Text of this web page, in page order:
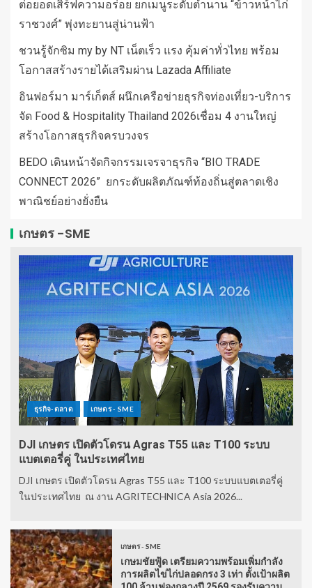
ต่อยอดเสิร์ฟความอร่อย ยกเมนูระดับตำนาน “ข้าวหน้าไก่
ราชวงศ์” พุ่งทะยานสู่น่านฟ้า
ชวนรู้จักซิม my by NT เน็ตเร็ว แรง คุ้มค่าทั่วไทย พร้อม
โอกาสสร้างรายได้เสริมผ่าน Lazada Affiliate
อินฟอร์มา มาร์เก็ตส์ ผนึกเครือข่ายธุรกิจท่องเที่ยว-บริการ
จัด Food & Hospitality Thailand 2026เชื่อม 4 งานใหญ่
สร้างโอกาสธุรกิจครบวงจร
BEDO เดินหน้าจัดกิจกรรมเจรจาธุรกิจ “BIO TRADE
CONNECT 2026” ยกระดับผลิตภัณฑ์ท้องถิ่นสู่ตลาดเชิง
พาณิชย์อย่างยั่งยืน
เกษตร -SME
ธุรกิจ-ตลาด เกษตร - SME
DJI เกษตร เปิดตัวโดรน Agras T55 และ T100 ระบบ
แบตเตอรี่คู่ ในประเทศไทย
DJI เกษตร เปิดตัวโดรน Agras T55 และ T100 ระบบแบตเตอรี่คู่
ในประเทศไทย ณ งาน AGRITECHNICA Asia 2026...
เกษตร - SME
เกษมชัยฟู้ด เตรียมความพร้อมเพิ่มกำลัง
การผลิตไข่ไก่ปลอดกรง 3 เท่า ตั้งเป้าผลิต